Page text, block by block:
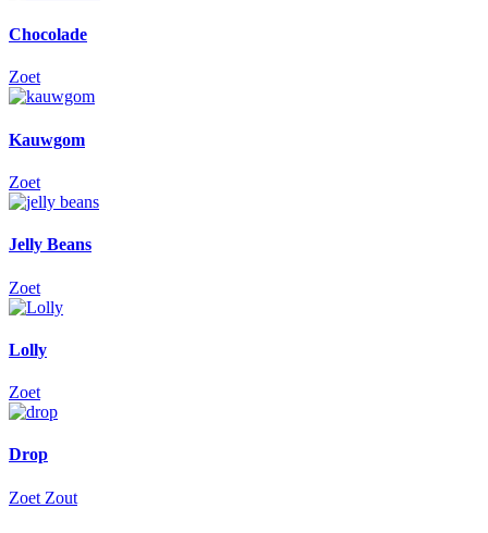
Chocolade
Zoet
Kauwgom
Zoet
Jelly Beans
Zoet
Lolly
Zoet
Drop
Zoet Zout